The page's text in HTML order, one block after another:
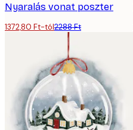
Nyaralás vonat poszter
1372,80 Ft-tól2288 Ft